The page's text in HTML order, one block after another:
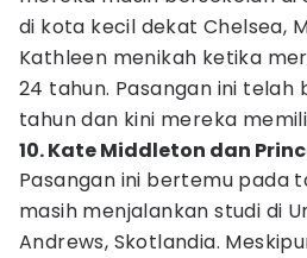
di kota kecil dekat Chelsea,
Kathleen menikah ketika
24 tahun. Pasangan ini telah
tahun dan kini mereka
10. Kate Middleton dan
Pasangan ini bertemu pada
masih menjalankan studi di
Andrews, Skotlandia.